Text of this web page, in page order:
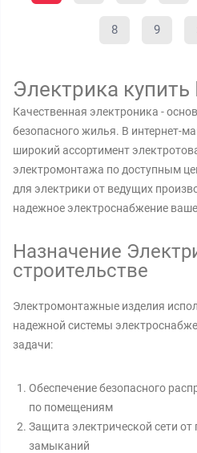
8 9
Электрика купить
Качественная электроника -
безопасного жилья. В интернет-
широкий ассортимент
электромонтажа по доступным
для электрики от ведущих
надежное электроснабжение
Назначение
строительстве
Электромонтажные изделия
надежной системы
задачи:
Обеспечение безопасного
по помещениям
Защита электрической сети от
замыканий